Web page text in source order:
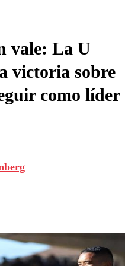
vale: La U
victoria sobre
como líder